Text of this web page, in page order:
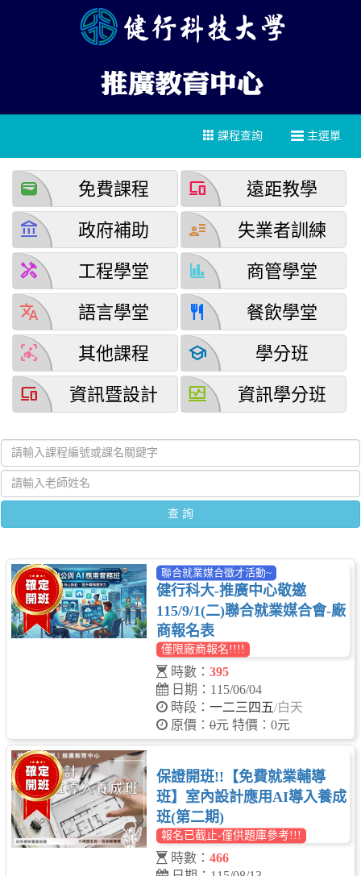
主選單
課程查詢
wallet 免費課程 devices 遠距教學
account_balance 政府補助 user_attributes 失業者訓練
handyman 工程學堂 finance 商管學堂
translate 語言學堂 restaurant 餐飲學堂
detection_and_zone 其他課程 school 學分班
devices 資訊暨設計 browse_activity 資訊學分班
聯合就業媒合徵才活動~
健行科大-推廣中心敬邀
115/9/1(二)聯合就業媒合會-廠
商報名表
僅限廠商報名!!!!
時數： 395
日期：115/06/04
時段： 一二三四五/白天
原價： 0元 特價：0元
保證開班!!【免費就業輔導
班】室內設計應用AI導入養成
班(第二期)
報名已截止-僅供題庫參考!!!
時數： 466